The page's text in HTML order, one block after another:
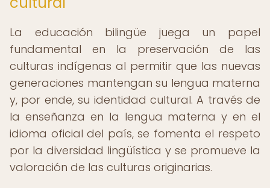
La educación bilingüe juega un papel
fundamental en la preservación de las
culturas indígenas al permitir que las nuevas
generaciones mantengan su lengua materna
y, por ende, su identidad cultural. A través de
la enseñanza en la lengua materna y en el
idioma oficial del país, se fomenta el respeto
por la diversidad lingüística y se promueve la
valoración de las culturas originarias.